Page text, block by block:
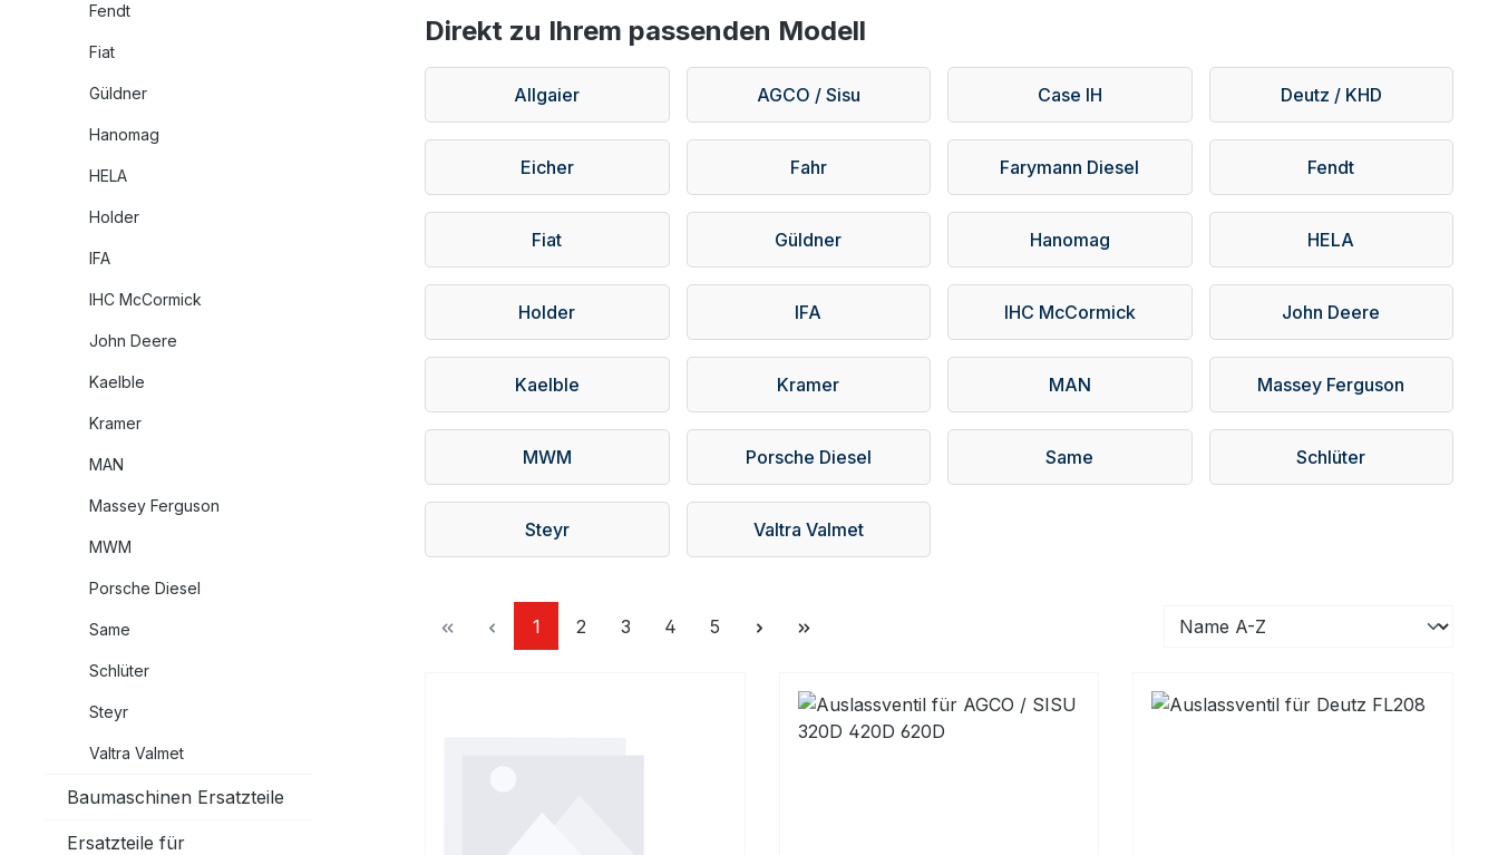
Fendt
Fiat
Güldner
Hanomag
HELA
Holder
IFA
IHC McCormick
John Deere
Kaelble
Kramer
MAN
Massey Ferguson
MWM
Porsche Diesel
Same
Schlüter
Steyr
Valtra Valmet
Baumaschinen Ersatzteile
Ersatzteile für
Direkt zu Ihrem passenden Modell
Allgaier AGCO / Sisu Case IH Deutz / KHD
Eicher Fahr Farymann Diesel Fendt
Fiat Güldner Hanomag HELA
Holder IFA IHC McCormick John Deere
Kaelble Kramer MAN Massey Ferguson
MWM Porsche Diesel Same Schlüter
Steyr Valtra Valmet
Seite
1 Seite
2 Seite
3 Seite
4 Seite
5